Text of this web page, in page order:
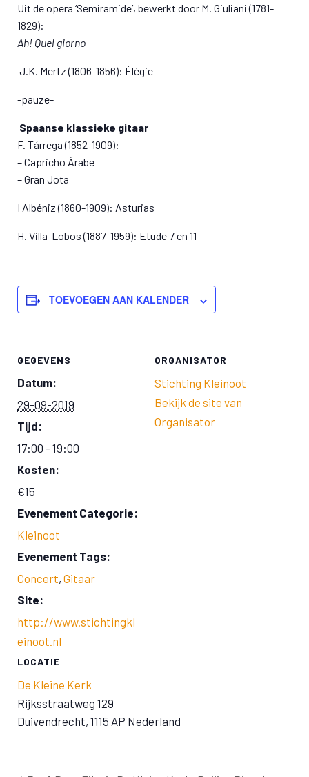
Uit de opera ‘Semiramide’, bewerkt door M. Giuliani (1781-
1829):
Ah! Quel giorno
J.K. Mertz (1806-1856): Élégie
-pauze-
Spaanse klassieke gitaar
F. Tárrega (1852-1909):
– Capricho Árabe
– Gran Jota
I Albéniz (1860-1909): Asturias
H. Villa-Lobos (1887-1959): Etude 7 en 11
TOEVOEGEN AAN KALENDER
GEGEVENS
Datum:
29-09-2019
Tijd:
17:00 - 19:00
Kosten:
€15
Evenement Categorie:
Kleinoot
Evenement Tags:
Concert, Gitaar
Site:
http://www.stichtingkl
einoot.nl
LOCATIE
De Kleine Kerk
Rijksstraatweg 129
Duivendrecht, 1115 AP Nederland
ORGANISATOR
Stichting Kleinoot
Bekijk de site van
Organisator